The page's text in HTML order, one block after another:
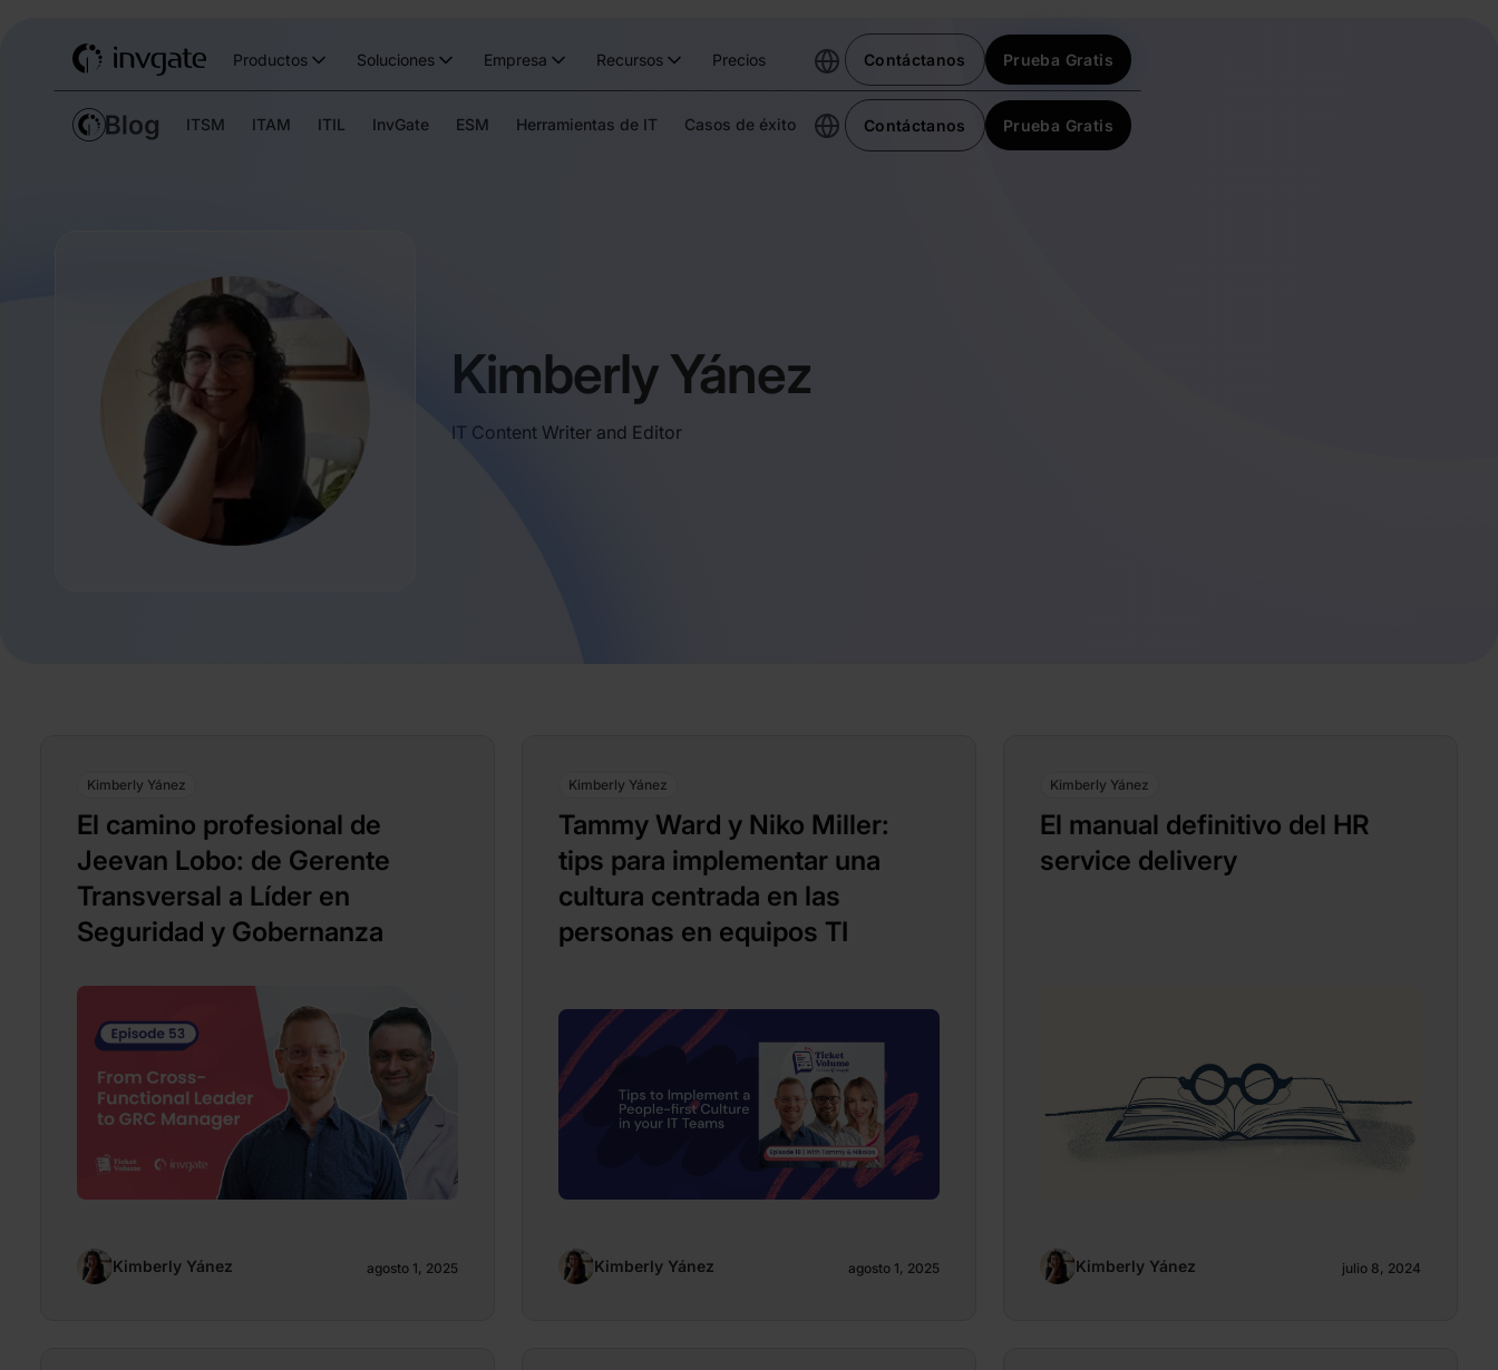
Productos Soluciones Empresa Recursos Precios Contáctanos Prueba Gratis
ITSM ITAM ITIL InvGate ESM Herramientas de IT Casos de éxito Contáctanos Prueba Gratis
Kimberly Yánez
IT Content Writer and Editor
Kimberly Yánez
El camino profesional de
Jeevan Lobo: de Gerente
Transversal a Líder en
Seguridad y Gobernanza
Kimberly Yánez agosto 1, 2025
Kimberly Yánez
Tammy Ward y Niko Miller:
tips para implementar una
cultura centrada en las
personas en equipos TI
Kimberly Yánez agosto 1, 2025
Kimberly Yánez
El manual definitivo del HR
service delivery
Kimberly Yánez julio 8, 2024